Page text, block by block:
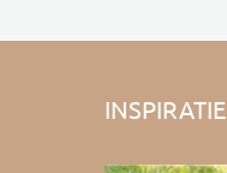
INSPIRATIE